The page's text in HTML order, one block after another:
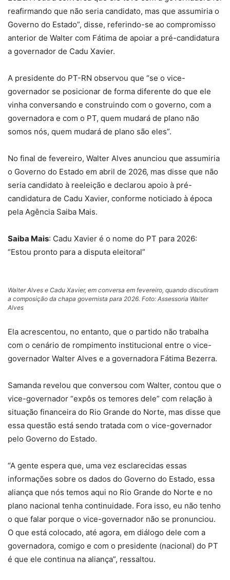
reafirmando que não seria candidato, mas que assumiria o
Governo do Estado”, disse, referindo-se ao compromisso
anterior de Walter com Fátima de apoiar a pré-candidatura
a governador de Cadu Xavier.
A presidente do PT-RN observou que “se o vice-
governador se posicionar de forma diferente do que ele
vinha conversando e construindo com o governo, com a
governadora e com o PT, quem mudará de plano não
somos nós, quem mudará de plano são eles”.
No final de fevereiro, Walter Alves anunciou que assumiria
o Governo do Estado em abril de 2026, mas disse que não
seria candidato à reeleição e declarou apoio à pré-
candidatura de Cadu Xavier, conforme noticiado à época
pela Agência Saiba Mais.
Saiba Mais: Cadu Xavier é o nome do PT para 2026:
“Estou pronto para a disputa eleitoral”
Walter Alves e Cadu Xavier, em conversa em fevereiro, quando discutiram
a composição da chapa governista para 2026. Foto: Assessoria Walter
Alves
Ela acrescentou, no entanto, que o partido não trabalha
com o cenário de rompimento institucional entre o vice-
governador Walter Alves e a governadora Fátima Bezerra.
Samanda revelou que conversou com Walter, contou que o
vice-governador “expôs os temores dele” com relação à
situação financeira do Rio Grande do Norte, mas disse que
essa questão está sendo tratada com o vice-governador
pelo Governo do Estado.
“A gente espera que, uma vez esclarecidas essas
informações sobre os dados do Governo do Estado, essa
aliança que nós temos aqui no Rio Grande do Norte e no
plano nacional tenha continuidade. Fora isso, eu não tenho
o que falar porque o vice-governador não se pronunciou.
O que está colocado, até agora, em diálogo dele com a
governadora, comigo e com o presidente (nacional) do PT
é que ele continua na aliança”, ressaltou.